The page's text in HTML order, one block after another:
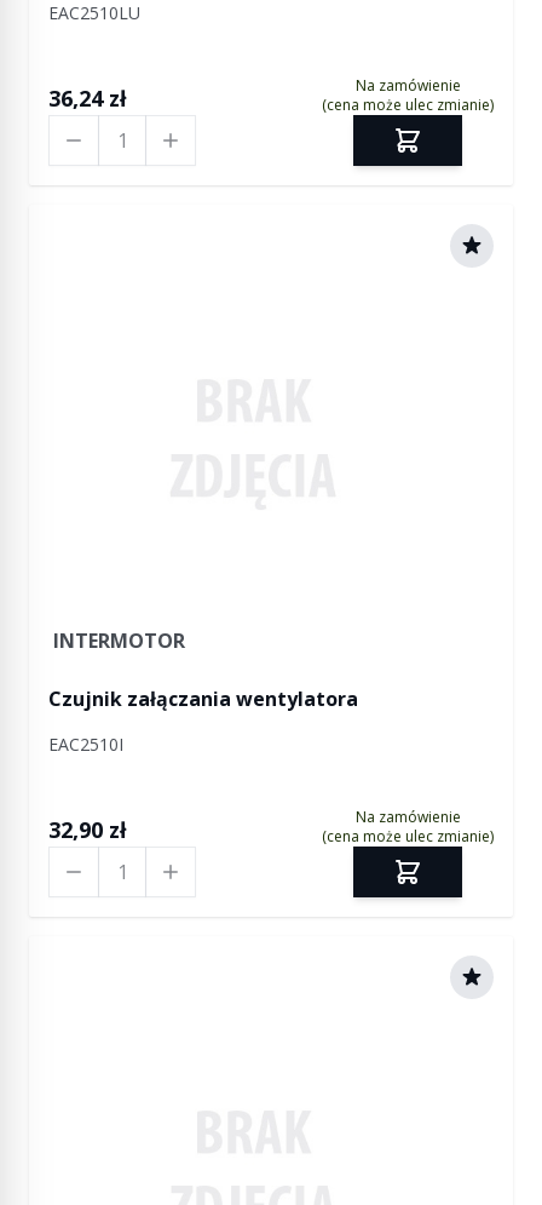
EAC2510LU
36,24 zł
Na zamówienie
(cena może ulec zmianie)
INTERMOTOR
Czujnik załączania wentylatora
EAC2510I
32,90 zł
Na zamówienie
(cena może ulec zmianie)